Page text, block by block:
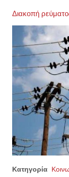
Διακοπή
Κατηγορία